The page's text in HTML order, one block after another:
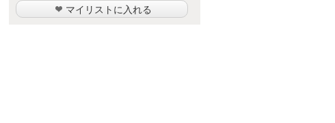
マイリストに入れる